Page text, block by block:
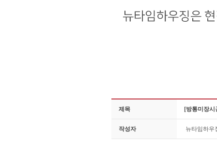
제목 [방통미장
작성자 뉴타임하우